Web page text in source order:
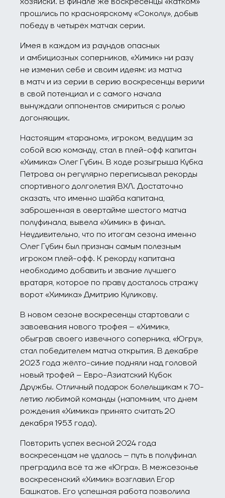
прошлись по красноярскому «Соколу», добыв
победу в четырёх матчах серии.
Имея в каждом из раундов опасных
и амбициозных соперников, «Химик» ни разу
не изменил себе и своим идеям: из матча
в матч и из серии в серию воскресенцы верили
в свой потенциал и с самого начала
вынуждали оппонентов смириться с ролью
догоняющих.
Настоящим «тараном», игроком, ведущим за
собой всю команду, стал в плей-офф капитан
«Химика» Олег Губин. В ходе розыгрыша Кубка
Петрова он регулярно переписывал рекорды
спортивного долголетия ВХЛ. Достаточно
сказать, что именно шайба капитана,
заброшенная в овертайме шестого матча
полуфинала, вывела «Химик» в финал.
Неудивительно, что по итогам сезона именно
Олег Губин был признан самым полезным
игроком плей-офф. К рекорду капитана
необходимо добавить и звание лучшего
вратаря, которое по праву досталось стражу
ворот «Химика» Дмитрию Куликову.
В новом сезоне воскресенцы стартовали с
завоевания нового трофея – «Химик»,
обыграв своего извечного соперника, «Югру»,
стал победителем матча открытия. В декабре
2023 года жёлто-синие подняли над головой
новый трофей – Евро-Азиатский Кубок
Дружбы. Отличный подарок болельщикам к 70-
летию любимой команды (напомним, что днем
рождения «Химика» принято считать 20
декабря 1953 года).
Повторить успех весной 2024 года
воскресенцам не удалось – путь в полуфинал
преградила всё та же «Югра». В межсезонье
воскресенский «Химик» возглавил Егор
Башкатов. Его успешная работа позволила